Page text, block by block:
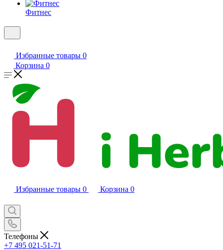
Фитнес
Избранные товары 0
Корзина 0
Избранные товары 0 Корзина 0
Телефоны
+7 495 021-51-71